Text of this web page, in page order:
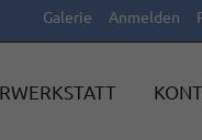
Galerie Anmelden